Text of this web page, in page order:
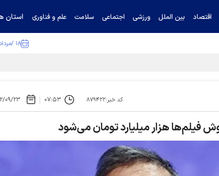
اقتصاد بین الملل ورزشی اجتماعی سلامت علم و فناوری استان
۱۸ /مرداد /۱۴۰۵
کد خبر:۸۷۹۴۲۲ ۰۷:۵۳ ۱۴۰۲/